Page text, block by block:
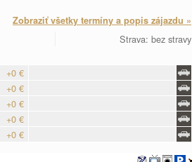
Zobraziť všetky termíny a popis zájazdu »
Strava: bez stravy
+0 €
+0 €
+0 €
+0 €
+0 €